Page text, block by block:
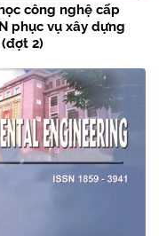
công nghệ cấp
phục vụ xây dựng
2)